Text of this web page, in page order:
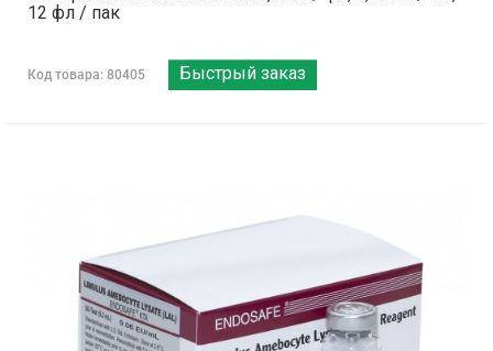
12 фл / пак
Код товара: 80405 Быстрый заказ